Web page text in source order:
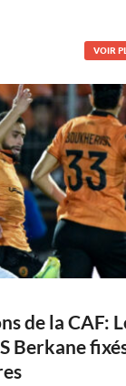
VOIR
de la CAF:
Berkane